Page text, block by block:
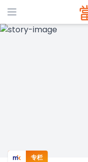
专栏